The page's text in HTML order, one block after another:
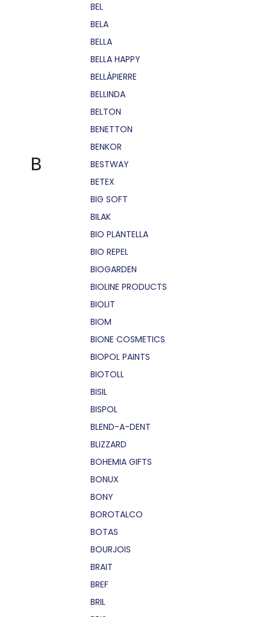
B
BEL
BELA
BELLA
BELLA HAPPY
BELLÁPIERRE
BELLINDA
BELTON
BENETTON
BENKOR
BESTWAY
BETEX
BIG SOFT
BILAK
BIO PLANTELLA
BIO REPEL
BIOGARDEN
BIOLINE PRODUCTS
BIOLIT
BIOM
BIONE COSMETICS
BIOPOL PAINTS
BIOTOLL
BISIL
BISPOL
BLEND-A-DENT
BLIZZARD
BOHEMIA GIFTS
BONUX
BONY
BOROTALCO
BOTAS
BOURJOIS
BRAIT
BREF
BRIL